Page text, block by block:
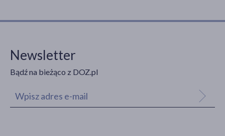
Newsletter
Bądź na bieżąco z DOZ.pl